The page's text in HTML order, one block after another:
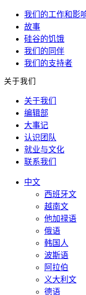
我们的工作和影
故事
硅谷的饥饿
我们的同伴
我们的支持者
关于我们
关于我们
编辑部
大事记
认识团队
就业与文化
联系我们
中文
西班牙文
越南文
他加禄语
俄语
韩国人
波斯语
阿拉伯
义大利文
德语